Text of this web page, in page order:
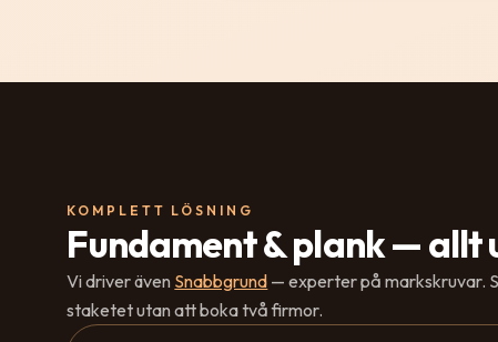
KOMPLETT LÖSNING
Fundament & plank — allt
Vi driver även Snabbgrund — experter på markskruvar.
staketet utan att boka två firmor.